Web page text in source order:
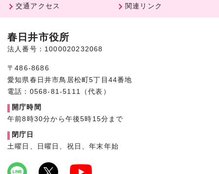
交通アクセス
関連リンク
春日井市役所
法人番号：1000020232068
〒486-8686
愛知県春日井市鳥居松町5丁目44番地
電話：0568-81-5111（代表）
開庁時間
午前8時30分から午後5時15分まで
閉庁日
土曜日、日曜日、祝日、年末年始